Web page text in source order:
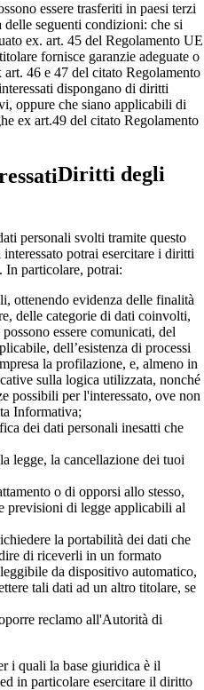
essere trasferiti in paesi terzi
seguenti condizioni: che si
ex. art. 45 del Regolamento UE
fornisce garanzie adeguate o
46 e 47 del citato Regolamento
dispongano di diritti
oppure che siano applicabili di
ex art.49 del citato Regolamento
Diritti degli
personali svolti tramite questo
potrai esercitare i diritti
particolare, potrai:
ottenendo evidenza delle finalità
delle categorie di dati coinvolti,
essere comunicati, del
dell’esistenza di processi
la profilazione, e, almeno in
sulla logica utilizzata, nonché
possibili per l'interessato, ove non
Informativa;
dei dati personali inesatti che
legge, la cancellazione dei tuoi
o di opporsi allo stesso,
previsioni di legge applicabili al
la portabilità dei dati che
di riceverli in un formato
da dispositivo automatico,
tali dati ad un altro titolare, se
reclamo all'Autorità di
i quali la base giuridica è il
in particolare esercitare il diritto